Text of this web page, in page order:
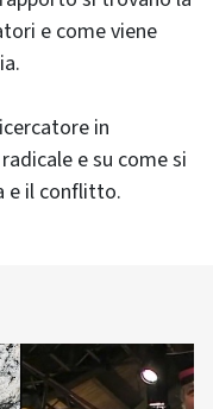
e come viene
in
e su come si
e il conflitto.